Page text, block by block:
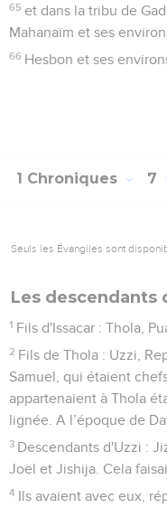
65 et dans la tribu de
Mahanaïm et ses
66 Hesbon et ses
1 Chroniques 7
Seuls les Évangiles sont
Les descendants
1 Fils d'Issacar : Thola,
2 Fils de Thola : Uzzi,
Samuel, qui étaient
appartenaient à Thola
lignée. A l’époque de
3 Descendants d'Uzzi :
Joël et Jishija. Cela
4 Ils avaient avec eux,